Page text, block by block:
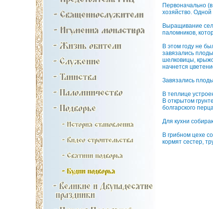
Первоначально
хозяйство. Одной
Выращивание
паломников,
В этом году не
завязались
шелковицы,
начнется
Завязались
В теплице
В открытом
болгарского
Для кухни
В грибном цехе
кормят сестер,